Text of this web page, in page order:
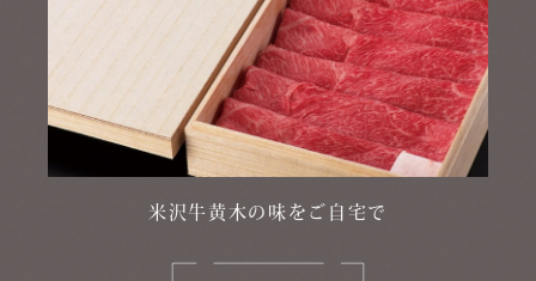
米沢牛黄木の味をご自宅で